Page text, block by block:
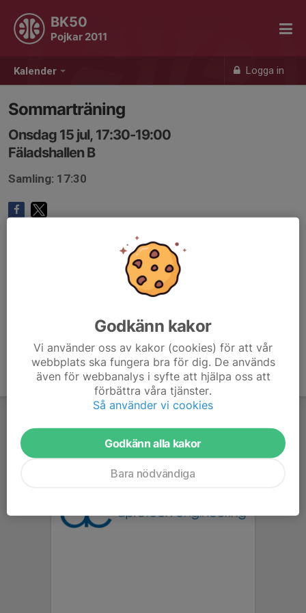
Kalender Logga in
BK50
Pojkar 2011
Sommarträning
Onsdag 15 jul, 17:30-19:00
Fäladshallen B
Samling: 17:30
Godkänn kakor
Vi använder oss av kakor (cookies) för att vår
webbplats ska fungera bra för dig. De används
även för webbanalys i syfte att hjälpa oss att
förbättra våra tjänster.
Så använder vi cookies
Godkänn alla kakor
Bara nödvändiga